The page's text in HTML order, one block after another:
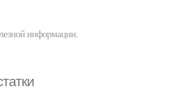
информации.